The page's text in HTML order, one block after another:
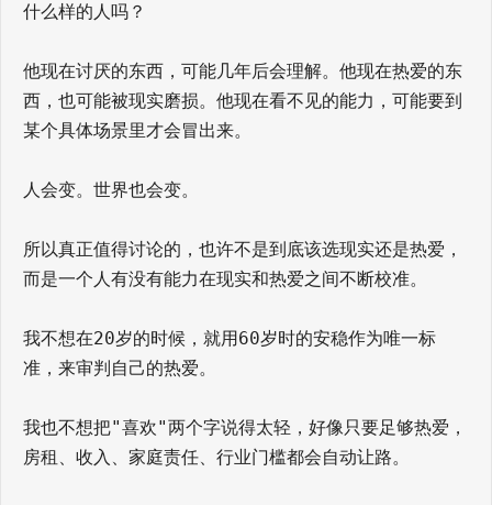
什么样的人吗？
他现在讨厌的东西，可能几年后会理解。他现在热爱的东
西，也可能被现实磨损。他现在看不见的能力，可能要到
某个具体场景里才会冒出来。
人会变。世界也会变。
所以真正值得讨论的，也许不是到底该选现实还是热爱，
而是一个人有没有能力在现实和热爱之间不断校准。
我不想在20岁的时候，就用60岁时的安稳作为唯一标
准，来审判自己的热爱。
我也不想把"喜欢"两个字说得太轻，好像只要足够热爱，
房租、收入、家庭责任、行业门槛都会自动让路。